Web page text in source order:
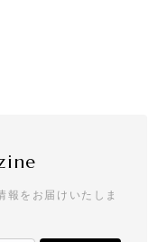
報をお届けいたしま